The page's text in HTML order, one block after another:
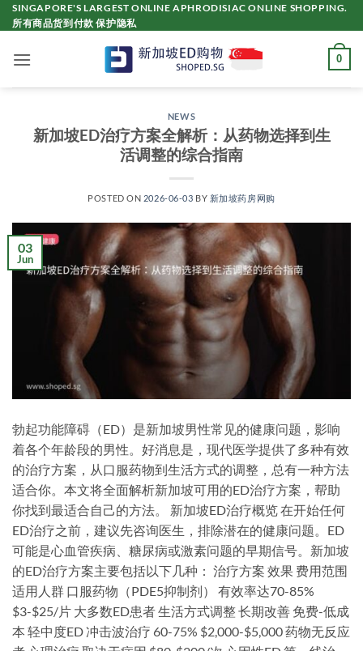
Skip
to
SINGAPORE'S LARGEST ONLINE APHRODISIAC ONLINE SHOPPING.
所有商品货到付款 保护隐私
0
NEWS
新加坡ED治疗方案全解析：从药物选择到生
活调整的综合指南
POSTED ON 2026-06-03 BY 新加坡药房网购
03
Jun
勃起功能障碍（ED）是新加坡男性常见的健康问题，影响
着各个年龄段的男性。好消息是，现代医学提供了多种有效
的治疗方案，从口服药物到生活方式的调整，总有一种方法
适合你。本文将全面解析新加坡可用的ED治疗方案，帮助
你找到最适合自己的方法。 新加坡ED治疗概览 在开始任何
ED治疗之前，建议先咨询医生，排除潜在的健康问题。ED
可能是心血管疾病、糖尿病或激素问题的早期信号。新加坡
的ED治疗方案主要包括以下几种： 治疗方案 效果 费用范围
适用人群 口服药物（PDE5抑制剂） 有效率达70-85%
$3-$25/片 大多数ED患者 生活方式调整 长期改善 免费-低成
本 轻中度ED 冲击波治疗 60-75% $2,000-$5,000 药物无反应